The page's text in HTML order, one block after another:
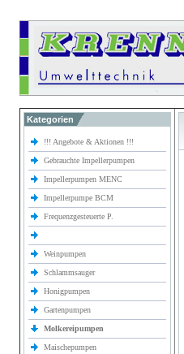
Kategorien
!!! Angebote & Aktionen !!!
Gebrauchte Impellerpumpen
Impellerpumpen MENC
Impellerpumpe BCM
Frequenzgesteuerte P.
Weinpumpen
Schlammsauger
Honigpumpen
Gartenpumpen
Molkereipumpen
Maischepumpen